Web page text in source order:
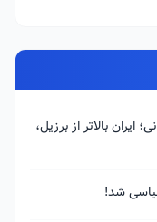
بالاتر از برزیل،
شد!